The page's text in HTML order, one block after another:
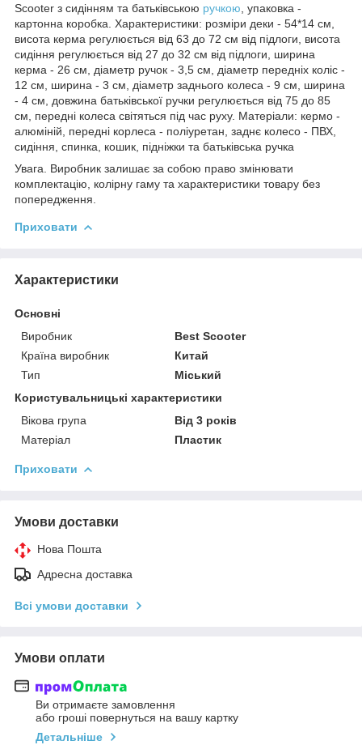
Scooter з сидінням та батьківською ручкою , упаковка -
картонна коробка. Характеристики: розміри деки - 54*14 см,
висота керма регулюється від 63 до 72 см від підлоги, висота
сидіння регулюється від 27 до 32 см від підлоги, ширина
керма - 26 см, діаметр ручок - 3,5 см, діаметр передніх коліс -
12 см, ширина - 3 см, діаметр заднього колеса - 9 см, ширина
- 4 см, довжина батьківської ручки регулюється від 75 до 85
см, передні колеса світяться під час руху. Матеріали: кермо -
алюміній, передні корлеса - поліуретан, заднє колесо - ПВХ,
сидіння, спинка, кошик, підніжки та батьківська ручка
Увага. Виробник залишає за собою право змінювати
комплектацію, колірну гаму та характеристики товару без
попередження.
Приховати
Характеристики
Основні
Виробник
Best Scooter
Країна виробник
Китай
Тип
Міський
Користувальницькі характеристики
Вікова група
Від 3 років
Матеріал
Пластик
Приховати
Умови доставки
Нова Пошта
Адресна доставка
Всі умови доставки
Умови оплати
Ви отримаєте замовлення
або гроші повернуться на вашу картку
Детальніше